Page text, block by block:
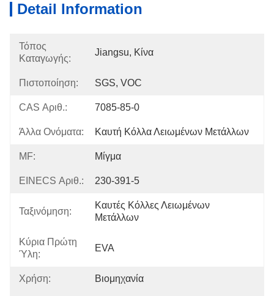
Detail Information
Τόπος
Καταγωγής:
Jiangsu, Κίνα
Πιστοποίηση: SGS, VOC
CAS Αριθ.: 7085-85-0
Άλλα Ονόματα: Καυτή Κόλλα Λειωμένων Μετάλλων
MF: Μίγμα
EINECS Αριθ.: 230-391-5
Ταξινόμηση:
Καυτές Κόλλες Λειωμένων
Μετάλλων
Κύρια Πρώτη
Ύλη:
EVA
Χρήση: Βιομηχανία